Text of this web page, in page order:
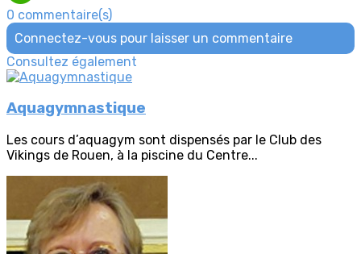
0 commentaire(s)
Connectez-vous pour laisser un commentaire
Consultez également
Aquagymnastique
Les cours d’aquagym sont dispensés par le Club des
Vikings de Rouen, à la piscine du Centre...